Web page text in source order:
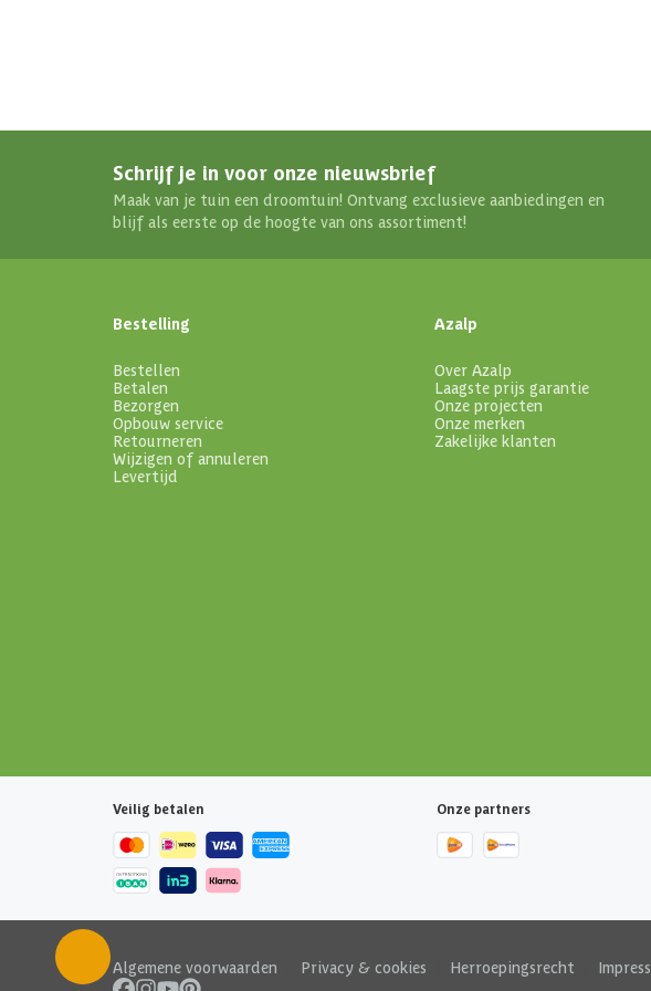
Schrijf je in voor onze nieuwsbrief
Maak van je tuin een droomtuin! Ontvang exclusieve aanbiedingen en
blijf als eerste op de hoogte van ons assortiment!
Bestelling
Bestellen
Betalen
Bezorgen
Opbouw service
Retourneren
Wijzigen of annuleren
Levertijd
Azalp
Over Azalp
Laagste prijs garantie
Onze projecten
Onze merken
Zakelijke klanten
Veilig betalen Onze partners
Algemene voorwaarden Privacy & cookies Herroepingsrecht